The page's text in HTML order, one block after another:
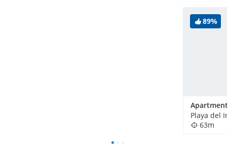
89%
Playa del
63m